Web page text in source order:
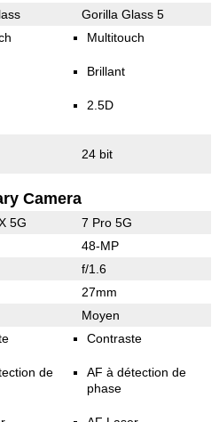
Gorilla Glass 5
Multitouch
Brillant
2.5D
24 bit
Camera
5G 7 Pro 5G
48-MP
f/1.6
27mm
Moyen
de
Contraste
AF à détection de
phase